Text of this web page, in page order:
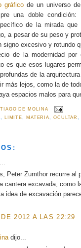
gráfico de un universo
una doble
de la mirada
a pesar de su peso y
signo excesivo y rotundo
de la modernidad por
es que esos lugares
de la
más lejos, como la de
espacios malos para
DE MOLINA
, LIMITE, MATERIA, OCULTAR,
Peter Zumthor recurre al
cantera excavada, como
idea de excavación
2012 A LAS 22:29
dijo...